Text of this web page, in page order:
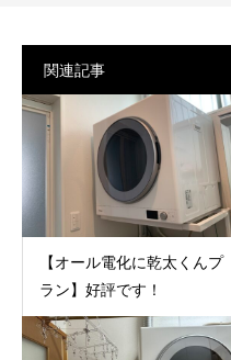
関連記事
【オール電化に乾太くんプ
ラン】好評です！